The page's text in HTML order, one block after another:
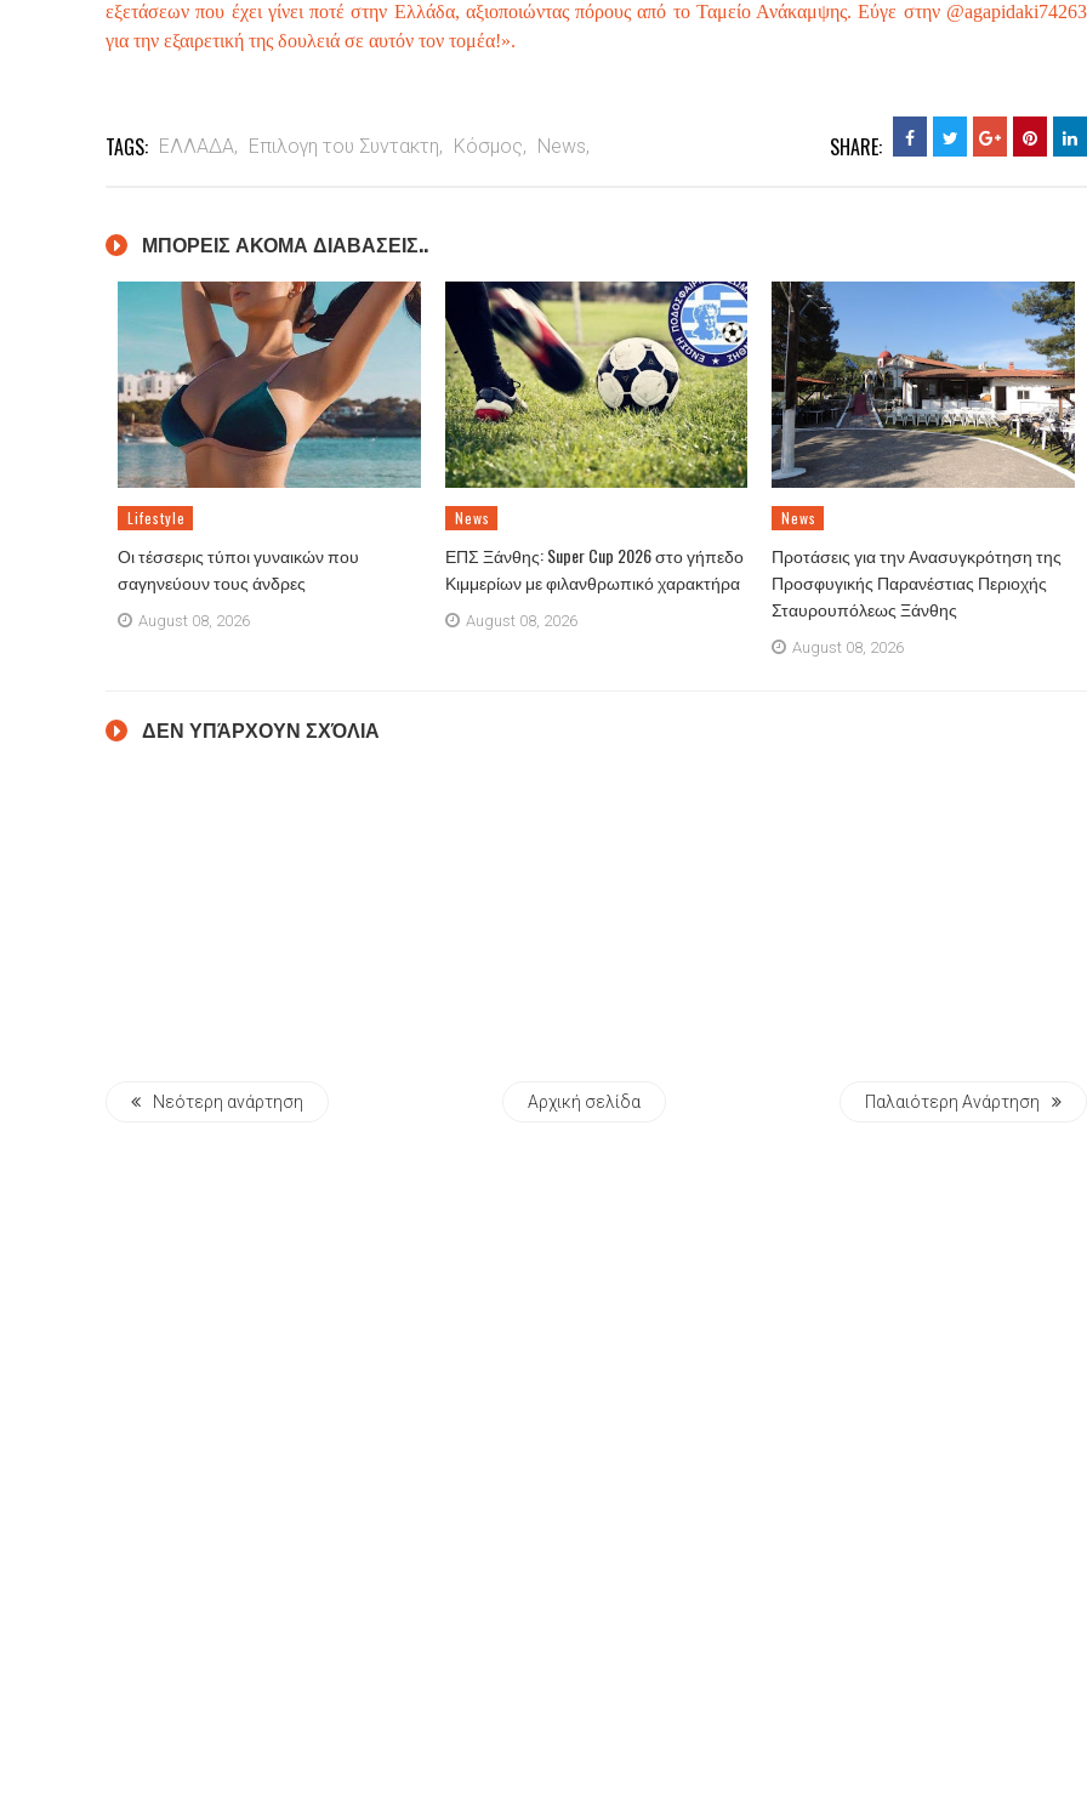
εξετάσεων που έχει γίνει ποτέ στην Ελλάδα, αξιοποιώντας πόρους από το Ταμείο Ανάκαμψης. Εύγε στην @agapidaki74263
για την εξαιρετική της δουλειά σε αυτόν τον τομέα!».
TAGS: ΕΛΛΑΔΑ, Επιλογη του Συντακτη, Κόσμος, News, SHARE:
ΜΠΟΡΕΙΣ ΑΚΟΜΑ ΔΙΑΒΑΣΕΙΣ..
Lifestyle
Οι τέσσερις τύποι γυναικών που
σαγηνεύουν τους άνδρες
August 08, 2026
News
ΕΠΣ Ξάνθης: Super Cup 2026 στο γήπεδο
Κιμμερίων με φιλανθρωπικό χαρακτήρα
August 08, 2026
News
Προτάσεις για την Ανασυγκρότηση της
Προσφυγικής Παρανέστιας Περιοχής
Σταυρουπόλεως Ξάνθης
August 08, 2026
ΔΕΝ ΥΠΆΡΧΟΥΝ ΣΧΌΛΙΑ
Νεότερη ανάρτηση Αρχική σελίδα Παλαιότερη Ανάρτηση